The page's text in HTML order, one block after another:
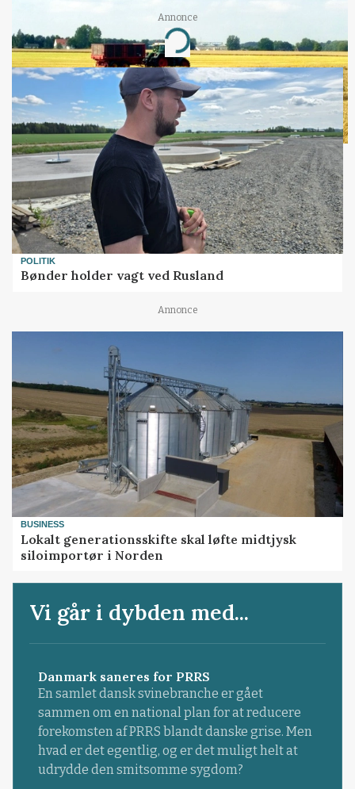
Annonce
Loading...
POLITIK
Bønder holder vagt ved Rusland
Annonce
BUSINESS
Lokalt generationsskifte skal løfte midtjysk
siloimportør i Norden
Vi går i dybden med...
Danmark saneres for PRRS
En samlet dansk svinebranche er gået
sammen om en national plan for at reducere
forekomsten af PRRS blandt danske grise. Men
hvad er det egentlig, og er det muligt helt at
udrydde den smitsomme sygdom?